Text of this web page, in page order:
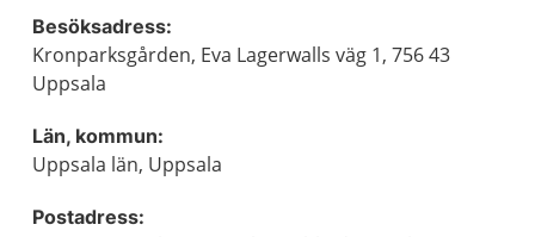
Besöksadress:
Kronparksgården, Eva Lagerwalls väg 1, 756 43
Uppsala
Län, kommun:
Uppsala län, Uppsala
Postadress: